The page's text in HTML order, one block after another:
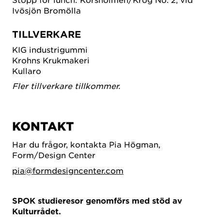
Ivösjön Bromölla
TILLVERKARE
KIG industrigummi
Krohns Krukmakeri
Kullaro
Fler tillverkare tillkommer.
KONTAKT
Har du frågor, kontakta Pia Högman,
Form/Design Center
pia@formdesigncenter.com
SPOK studieresor genomförs med stöd av
Kulturrådet.